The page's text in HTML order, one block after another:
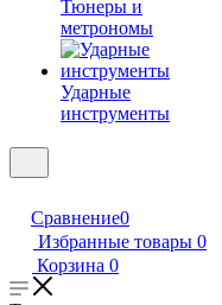
Тюнеры и
метрономы
Ударные
инструменты
Сравнение0
Избранные товары 0
Корзина 0